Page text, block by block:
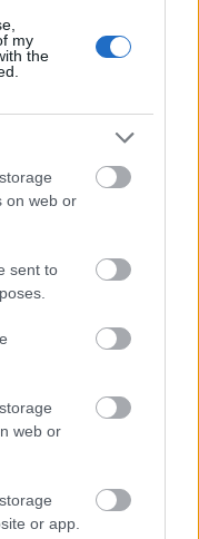
my
the
on web or
sent to
web or
or app.
hogy
és a
a határok
azt, hogy